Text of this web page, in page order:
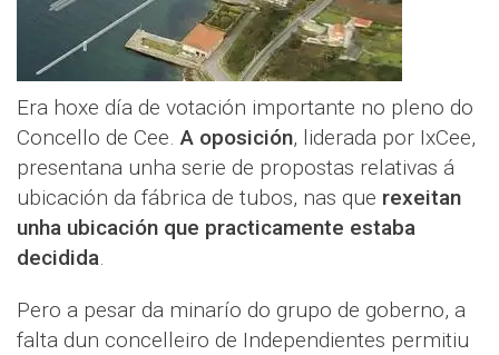
Era hoxe día de votación importante no pleno do
Concello de Cee.A oposición, liderada por IxCee,
presentana unha serie de propostas relativas á
ubicación da fábrica de tubos, nas que rexeitan
unha ubicación que practicamente estaba
decidida.
Pero a pesar da minarío do grupo de goberno, a
falta dun concelleiro de Independientes permitiu